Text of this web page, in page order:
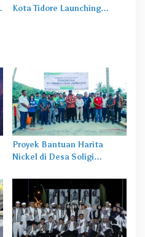
Kota Tidore Launching
Proyek Bantuan Harita
Nickel di Desa Soligi